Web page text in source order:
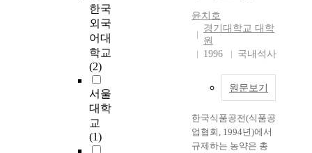
한국
외국
어대
학교
(2)
서울
대학
교
(1)
윤치호
경기대학교 대학
원
1996
국내석사
원문보기
한국식품공전(식품공
업협회, 1994년)에서
규제하는 농약은 총